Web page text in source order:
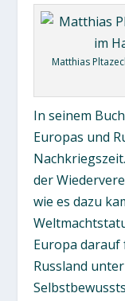
Matthias
In seinem
Europas und
der
wie es dazu
Europa darauf
Russland